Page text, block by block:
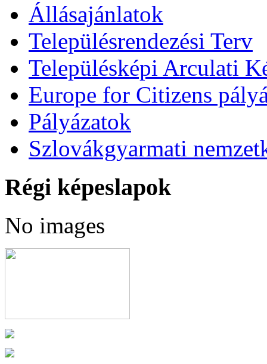
Állásajánlatok
Településrendezési Terv
Településképi Arculati
Europe for Citizens
Pályázatok
Szlovákgyarmati
Régi képeslapok
No images